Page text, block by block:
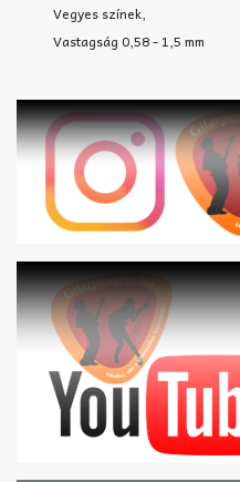
Vegyes színek,
Vastagság 0,58 - 1,5 mm